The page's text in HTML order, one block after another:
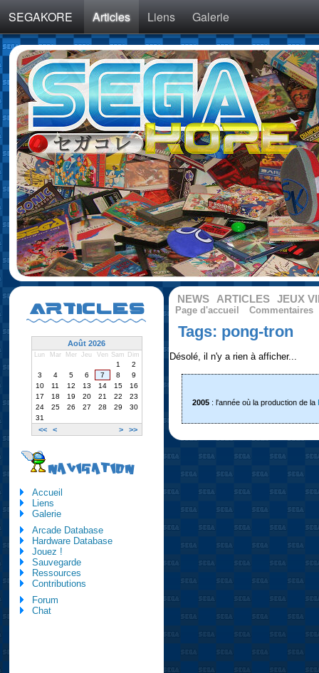
SEGAKORE Articles Liens Galerie
NEWS ARTICLES JEUX
Page d'accueil Commentaires
Tags: pong-tron
Désolé, il n'y a rien à afficher...
2005: l'année où la production de la
ARTICLES
Août 2026
Lun Mar Mer Jeu Ven Sam Dim
<< < > >>
1
2
3
4 5 6 7 8
9
10
11 12 13 14 15
16
17
18 19 20 21 22
23
24
25 26 27 28 29
30
31
NAVIGATION
Accueil
Liens
Galerie
Arcade Database
Hardware Database
Jouez !
Sauvegarde
Ressources
Contributions
Forum
Chat